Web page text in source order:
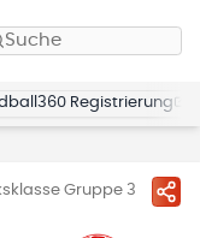
Suche
Registrierung
Gruppe 3